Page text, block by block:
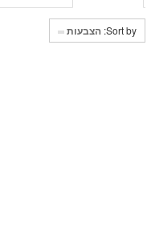
Sort by: הצבעות